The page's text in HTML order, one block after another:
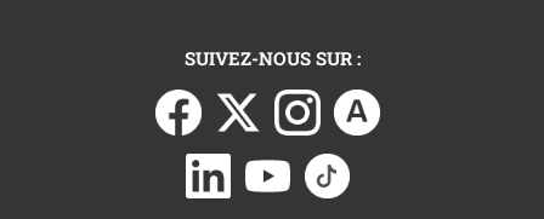
SUIVEZ-NOUS SUR :